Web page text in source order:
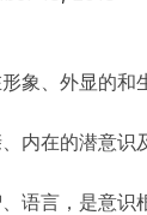
象、外显的和
内在的潜意识
语言，是意识